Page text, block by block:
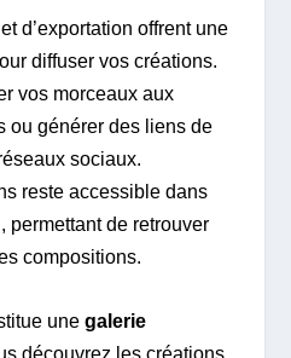
d’exportation offrent une
diffuser vos créations.
vos morceaux aux
ou générer des liens de
sociaux.
reste accessible dans
permettant de retrouver
compositions.
unegalerie
découvrez les créations